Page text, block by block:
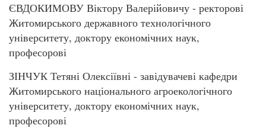
ЄВДОКИМОВУ Віктору Валерійовичу - ректорові
Житомирського державного технологічного
університету, доктору економічних наук,
професорові
ЗІНЧУК Тетяні Олексіївні - завідувачеві кафедри
Житомирського національного агроекологічного
університету, доктору економічних наук,
професорові